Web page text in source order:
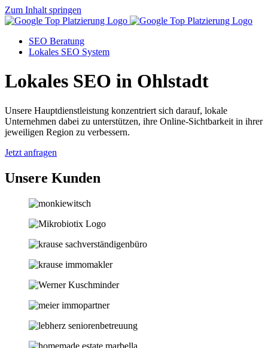
Zum Inhalt springen
SEO Beratung
Lokales SEO System
Lokales SEO in Ohlstadt
Unsere Hauptdienstleistung konzentriert sich darauf, lokale
Unternehmen dabei zu unterstützen, ihre Online-Sichtbarkeit in ihrer
jeweiligen Region zu verbessern.
Jetzt anfragen
Unsere Kunden